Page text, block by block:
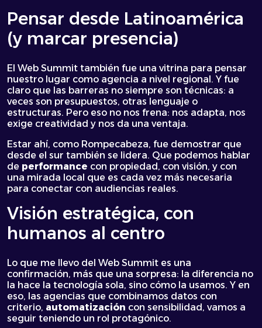
Pensar desde Latinoamérica
(y marcar presencia)
El Web Summit también fue una vitrina para pensar
nuestro lugar como agencia a nivel regional. Y fue
claro que las barreras no siempre son técnicas: a
veces son presupuestos, otras lenguaje o
estructuras. Pero eso no nos frena: nos adapta, nos
exige creatividad y nos da una ventaja.
Estar ahí, como Rompecabeza, fue demostrar que
desde el sur también se lidera. Que podemos hablar
de performance con propiedad, con visión, y con
una mirada local que es cada vez más necesaria
para conectar con audiencias reales.
Visión estratégica, con
humanos al centro
Lo que me llevo del Web Summit es una
confirmación, más que una sorpresa: la diferencia no
la hace la tecnología sola, sino cómo la usamos. Y en
eso, las agencias que combinamos datos con
criterio, automatización con sensibilidad, vamos a
seguir teniendo un rol protagónico.